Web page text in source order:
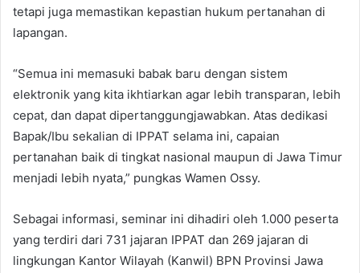
tetapi juga memastikan kepastian hukum pertanahan di
lapangan.
“Semua ini memasuki babak baru dengan sistem
elektronik yang kita ikhtiarkan agar lebih transparan, lebih
cepat, dan dapat dipertanggungjawabkan. Atas dedikasi
Bapak/Ibu sekalian di IPPAT selama ini, capaian
pertanahan baik di tingkat nasional maupun di Jawa Timur
menjadi lebih nyata,” pungkas Wamen Ossy.
Sebagai informasi, seminar ini dihadiri oleh 1.000 peserta
yang terdiri dari 731 jajaran IPPAT dan 269 jajaran di
lingkungan Kantor Wilayah (Kanwil) BPN Provinsi Jawa